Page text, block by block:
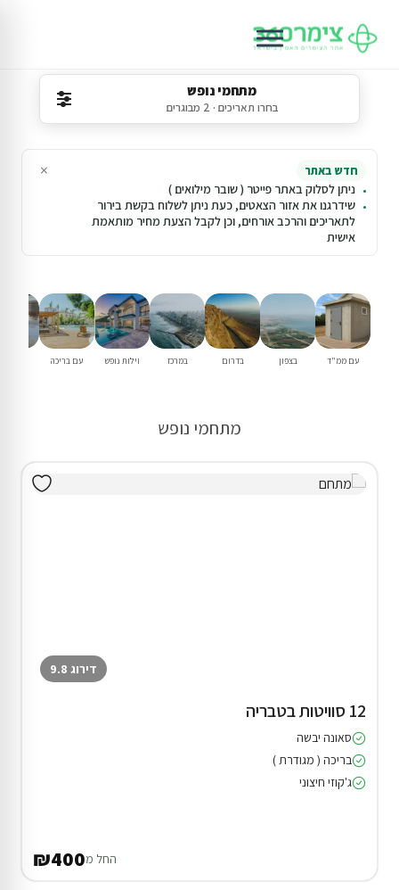
מתחמי נופש
בחרו תאריכים · 2 מבוגרים
חדש באתר
ניתן לסלוק באתר פייטר ( שובר מילואים )
שידרגנו את אזור הצאטים, כעת ניתן לשלוח בקשת בירור
לתאריכים והרכב אורחים, וכן לקבל הצעת מחיר מותאמת
אישית
×
עם ממ"ד בצפון בדרום במרכז וילות נופש עם בריכה
מתחמי נופש
דירוג 9.8
12 סוויטות בטבריה
סאונה יבשה
בריכה ( מגודרת )
ג'קוזי חיצוני
החל מ₪400